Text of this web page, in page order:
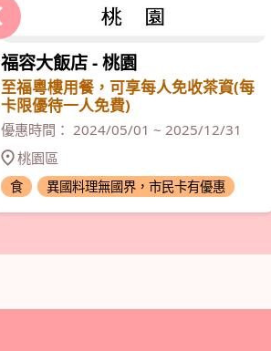
福容大飯店 - 桃園
至福粵樓用餐，可享每人免收茶資(每
卡限優待一人免費)
優惠時間： 2024/05/01 ~ 2025/12/31
桃園區
食 異國料理無國界，市民卡有優惠